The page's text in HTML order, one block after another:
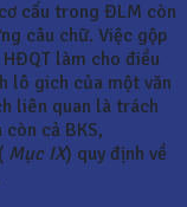
cấu trong ĐLM còn
câu chữ. Việc gộp
làm cho điều
lô gich của một văn
liên quan là trách
cả BKS,
Mục IX) quy định về